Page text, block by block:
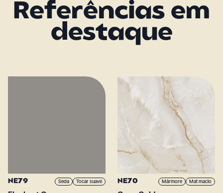
Referências em
destaque
NE79 Seda Tocar suave NE70 Mármore Mat macio